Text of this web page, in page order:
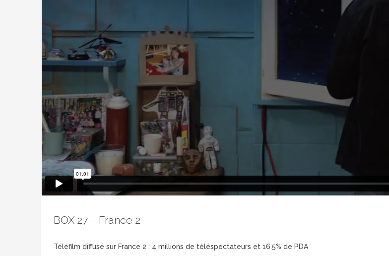
BOX 27 – France 2
Téléfilm diffusé sur France 2 : 4 millions de téléspectateurs et 16.5% de PDA